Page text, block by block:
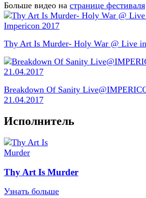
Больше видео на странице фестиваля
Thy Art Is Murder- Holy War @ Live
Breakdown Of Sanity
21.04.2017
Исполнитель
Thy Art Is Murder
Узнать больше